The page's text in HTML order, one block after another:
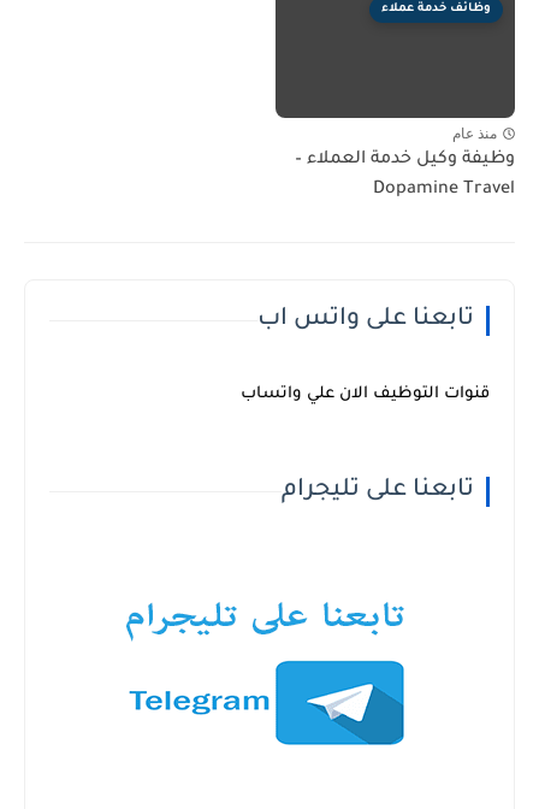
وظائف خدمة عملاء
منذ عام
وظيفة وكيل خدمة العملاء –
Dopamine Travel
تابعنا على واتس اب
قنوات التوظيف الان علي واتساب
تابعنا على تليجرام